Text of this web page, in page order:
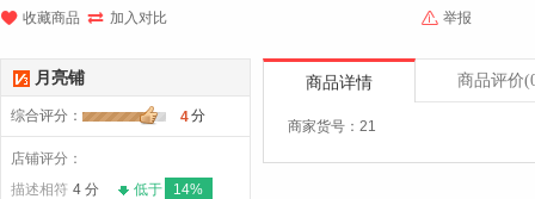
 收藏商品  加入对比  举报
商品详情 商品评价
商家货号：21
月亮铺
综合评分 ： 4分
店铺评分：
描述相符 4 分 低于
14%